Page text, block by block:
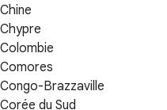
Chine
Chypre
Colombie
Comores
Congo-Brazzaville
Corée du Sud